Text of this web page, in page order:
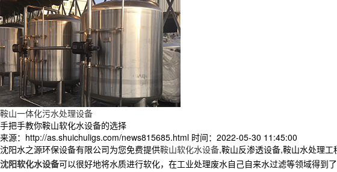
手把手教你鞍山软化水设备的选择
来源：http://as.shuichuligs.com/news815685.html 时间：2022-05-30 11:45:00
沈阳水之源环保设备有限公司为您免费提供鞍山软化水设备,鞍山反渗透设备,鞍山水处理工
沈阳软化水设备可以很好地将水质进行软化，在工业处理废水自己自来水过滤等领域得
鞍山一体化污水处理设备